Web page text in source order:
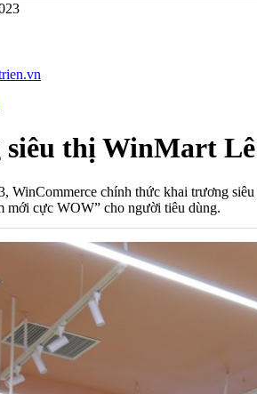
thị WinMart
WinCommerce chính thức khai trương
mới cực WOW” cho người tiêu dùng.